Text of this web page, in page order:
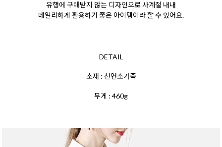
유행에 구애받지 않는 디자인으로사계절 내내
데일리하게 활용하기 좋은 아이템이라 할 수 있어요.
DETAIL
소재 : 천연소가죽
무게 : 460g